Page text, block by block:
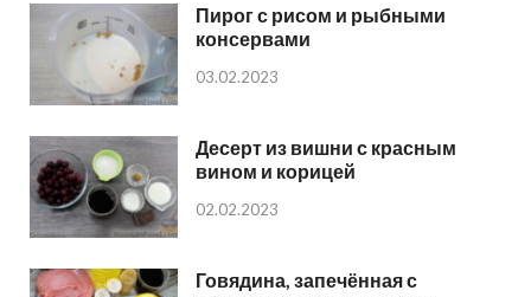
Пирог с рисом и рыбными
консервами
03.02.2023
Десерт из вишни с красным
вином и корицей
02.02.2023
Говядина, запечённая с